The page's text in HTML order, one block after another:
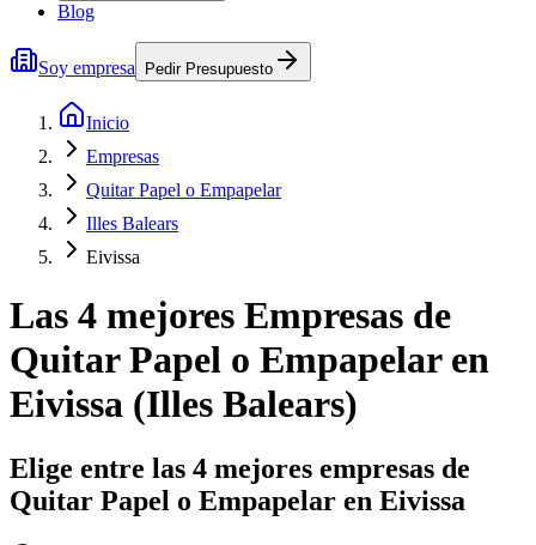
Blog
Soy empresa Pedir Presupuesto
Inicio
Empresas
Quitar Papel o Empapelar
Illes Balears
Eivissa
Las 4 mejores Empresas de
Quitar Papel o Empapelaren
Eivissa (Illes Balears)
Elige entre las 4 mejores empresas de
Quitar Papel o Empapelar en Eivissa